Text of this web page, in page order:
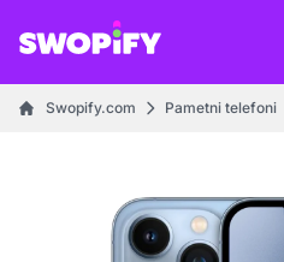
Swopify.com Pametni telefoni